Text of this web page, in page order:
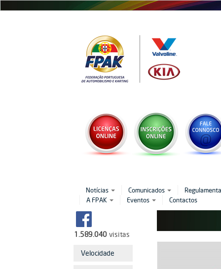
Notícias Comunicados
A FPAK
Eventos Contactos
1.589.040 visitas
Velocidade